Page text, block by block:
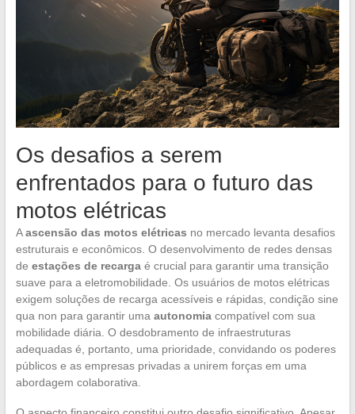
Os desafios a serem
enfrentados para o futuro das
motos elétricas
Aascensão das motos elétricas no mercado levanta desafios
estruturais e econômicos. O desenvolvimento de redes densas
de estações de recargaé crucial para garantir uma transição
suave para a eletromobilidade. Os usuários de motos elétricas
exigem soluções de recarga acessíveis e rápidas, condição sine
qua non para garantir uma autonomiacompatível com sua
mobilidade diária. O desdobramento de infraestruturas
adequadas é, portanto, uma prioridade, convidando os poderes
públicos e as empresas privadas a unirem forças em uma
abordagem colaborativa.